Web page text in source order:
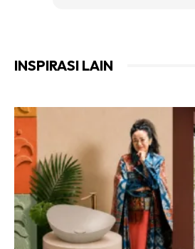
INSPIRASI LAIN